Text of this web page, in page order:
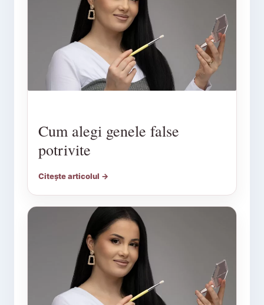
Cum alegi genele false
potrivite
Citește articolul →